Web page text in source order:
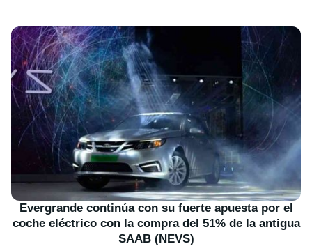
Evergrande continúa con su fuerte apuesta por el
coche eléctrico con la compra del 51% de la antigua
SAAB (NEVS)